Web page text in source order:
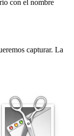
con el nombre
capturar. La